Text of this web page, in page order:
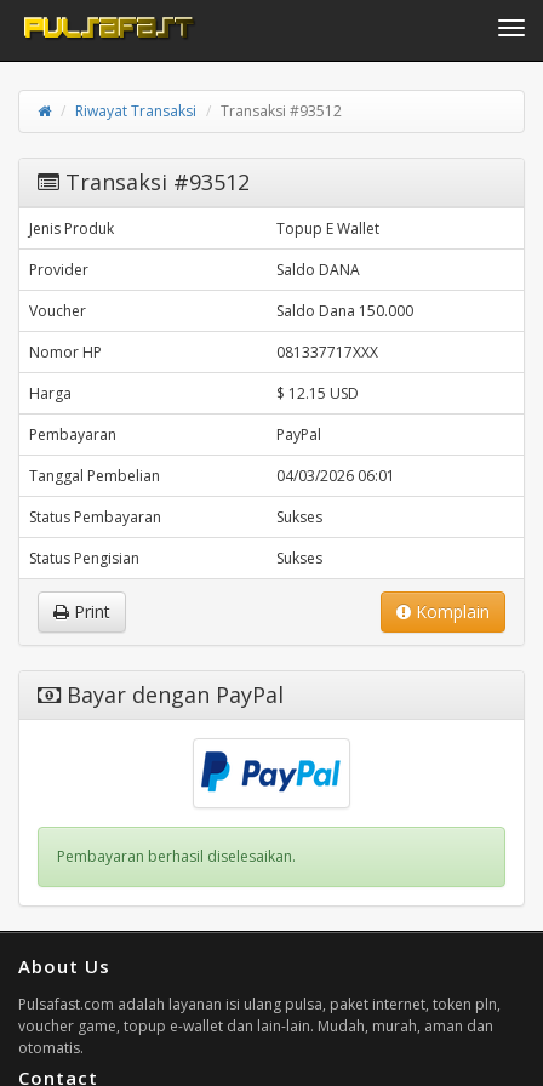
Toggle
Riwayat Transaksi Transaksi #93512
Transaksi #93512
Jenis Produk
Topup E Wallet
Provider
Saldo DANA
Voucher
Saldo Dana 150.000
Nomor HP
081337717XXX
Harga
$ 12.15 USD
Pembayaran
PayPal
Tanggal Pembelian
04/03/2026 06:01
Status Pembayaran
Sukses
Status Pengisian
Sukses
Komplain
Print
Bayar dengan PayPal
Pembayaran berhasil diselesaikan.
About Us
Pulsafast.com adalah layanan isi ulang pulsa, paket internet, token pln,
voucher game, topup e-wallet dan lain-lain. Mudah, murah, aman dan
otomatis.
Contact